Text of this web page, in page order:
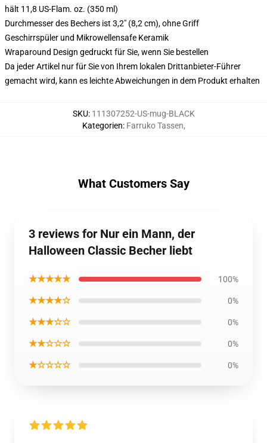
hält 11,8 US-Flam. oz. (350 ml)
Durchmesser des Bechers ist 3,2" (8,2 cm), ohne Griff
Geschirrspüler und Mikrowellensafe Keramik
Wraparound Design gedruckt für Sie, wenn Sie bestellen
Da jeder Artikel nur für Sie von Ihrem lokalen Drittanbieter-Führer
gemacht wird, kann es leichte Abweichungen in dem Produkt erhalten
SKU: 111307252-US-mug-BLACK
Kategorien: Farruko Tassen,
What Customers Say
3 reviews for Nur ein Mann, der
Halloween Classic Becher liebt
★★★★★ 100%
★★★★☆ 0%
★★★☆☆ 0%
★★☆☆☆ 0%
★☆☆☆☆ 0%